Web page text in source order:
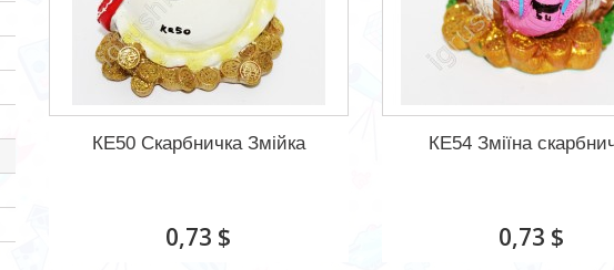
КЕ50 Скарбничка Змійка
0,73 $
КЕ54 Зміїна
0,73 $